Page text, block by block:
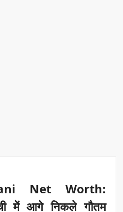
Net Worth:
में आगे निकले गौतम